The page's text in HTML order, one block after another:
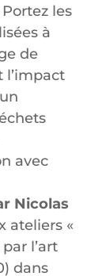
les
à
de
l’impact
avec
Nicolas
ateliers «
l’art
dans